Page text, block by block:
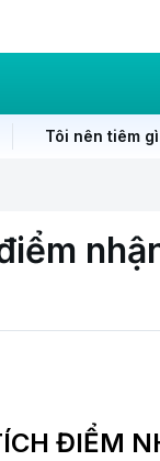
Tôi nên tiêm gì
ĐIỂM